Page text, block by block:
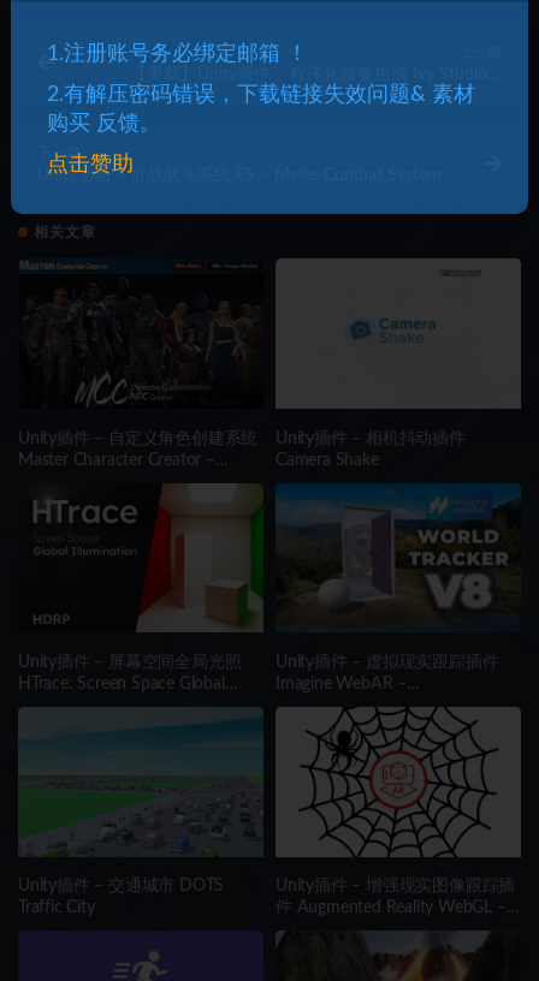
Procedural vine generation
下一篇
Unity动画 – 近战战斗系统 FS – Melee Combat System
相关文章
Unity插件 – 自定义角色创建系统
Master Character Creator –
Character Customization/NPC
Creator
Unity插件 – 相机抖动插件
Camera Shake
Unity插件 – 屏幕空间全局光照
HTrace: Screen Space Global
Illumination HDRP
Unity插件 – 虚拟现实跟踪插件
Imagine WebAR –
WorldTrackerV8
Unity插件 – 交通城市 DOTS
Traffic City
Unity插件 – 增强现实图像跟踪插
件 Augmented Reality WebGL –
Image Tracking WebAR
1.注册账号务必绑定邮箱 ！
2.有解压密码错误，下载链接失效问题& 素材
购买 反馈。
点击赞助